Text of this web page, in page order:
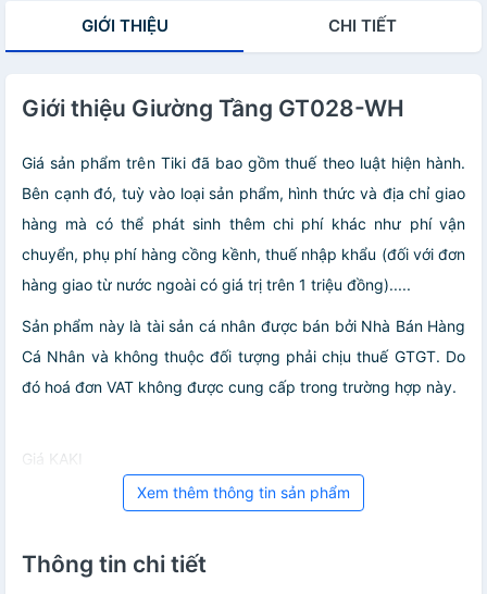
GIỚI THIỆU CHI TIẾT
Giới thiệu Giường Tầng GT028-WH
Giá sản phẩm trên Tiki đã bao gồm thuế theo luật hiện hành.
Bên cạnh đó, tuỳ vào loại sản phẩm, hình thức và địa chỉ giao
hàng mà có thể phát sinh thêm chi phí khác như phí vận
chuyển, phụ phí hàng cồng kềnh, thuế nhập khẩu (đối với đơn
hàng giao từ nước ngoài có giá trị trên 1 triệu đồng).....
Sản phẩm này là tài sản cá nhân được bán bởi Nhà Bán Hàng
Cá Nhân và không thuộc đối tượng phải chịu thuế GTGT. Do
đó hoá đơn VAT không được cung cấp trong trường hợp này.
Giá KAKI
Xem thêm thông tin sản phẩm
Thông tin chi tiết